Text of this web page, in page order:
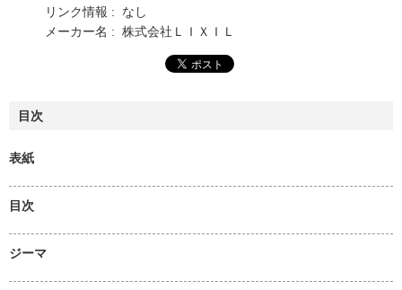
リンク情報 : なし
メーカー名 : 株式会社ＬＩＸＩＬ
目次
表紙
目次
ジーマ